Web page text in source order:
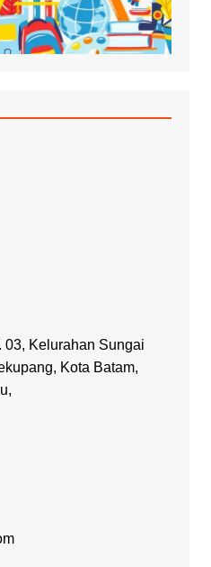
03, Kelurahan Sungai
Kota Batam,